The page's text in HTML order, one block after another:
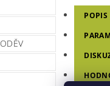
POPIS